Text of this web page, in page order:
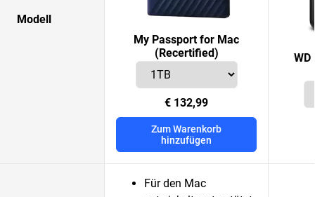
Modell
My Passport for Mac
(Recertified)
€ 132,99
Zum Warenkorb
hinzufügen
WD
Für den Mac